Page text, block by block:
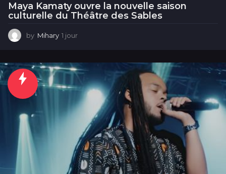
Maya Kamaty ouvre la nouvelle saison
culturelle du Théâtre des Sables
by Mihary 1 jour
u
r